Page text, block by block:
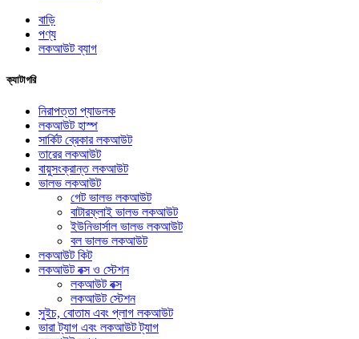
বাড়ি
পণ্য
লকআউট ব্যাগ
ক্যাটাগরি
নিরাপত্তা প্যাডলক
লকআউট হাস্প
সার্কিট ব্রেকার লকআউট
তারের লকআউট
বায়ুসংক্রান্ত লকআউট
ভালভ লকআউট
গেট ভালভ লকআউট
বাটারফ্লাই ভালভ লকআউট
ইউনিভার্সাল ভালভ লকআউট
বল ভালভ লকআউট
লকআউট কিট
লকআউট বক্স ও স্টেশন
লকআউট বক্স
লকআউট স্টেশন
সুইচ, বোতাম এবং প্লাগ লকআউট
ভারা ট্যাগ এবং লকআউট ট্যাগ